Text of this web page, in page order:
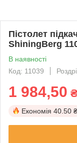
Пістолет
ShiningBerg
В наявності
Код: 11039
1 984,50
Економія 40.50 ₴